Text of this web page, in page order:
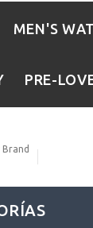
MEN'S
PRE-
Brand